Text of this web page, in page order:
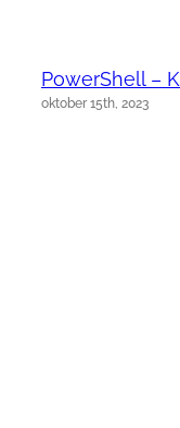
PowerShell –
oktober 15th, 2023